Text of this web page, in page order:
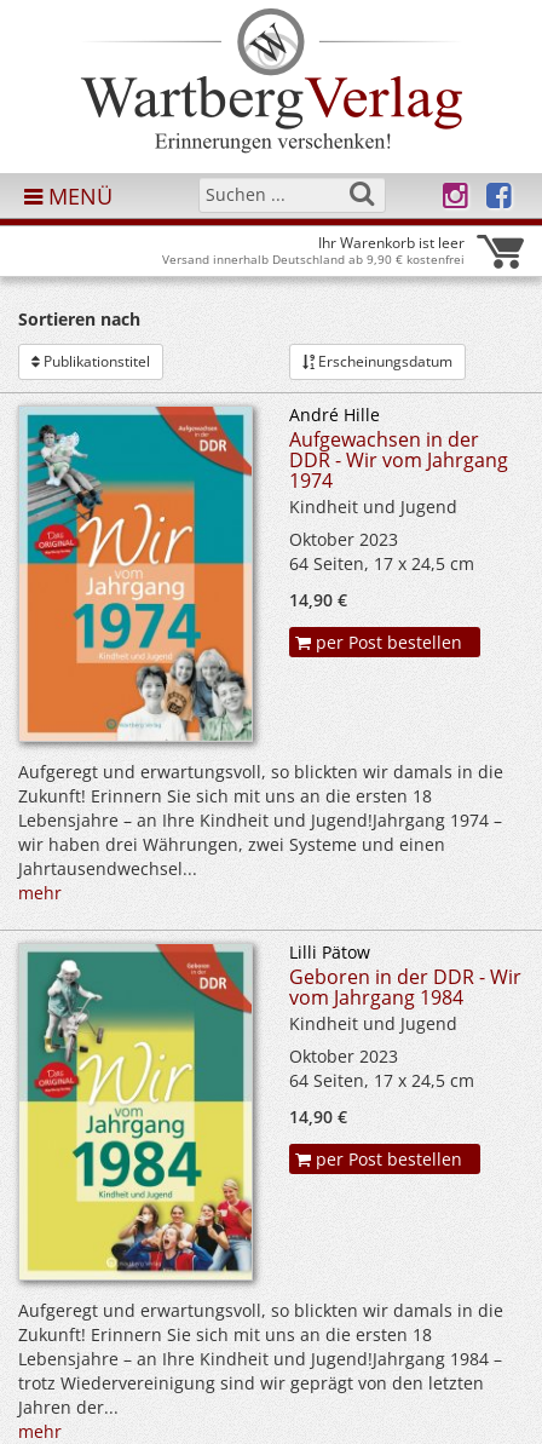
MENÜ
Ihr Warenkorb ist leer
Versand innerhalb Deutschland ab 9,90 € kostenfrei
Sortieren nach
Publikationstitel Erscheinungsdatum
André Hille
Aufgewachsen in der
DDR - Wir vom Jahrgang
1974
Kindheit und Jugend
Oktober 2023
64 Seiten, 17 x 24,5 cm
14,90 €
per Post bestellen
Aufgeregt und erwartungsvoll, so blickten wir damals in die
Zukunft! Erinnern Sie sich mit uns an die ersten 18
Lebensjahre – an Ihre Kindheit und Jugend!Jahrgang 1974 –
wir haben drei Währungen, zwei Systeme und einen
Jahrtausendwechsel...
mehr
Lilli Pätow
Geboren in der DDR - Wir
vom Jahrgang 1984
Kindheit und Jugend
Oktober 2023
64 Seiten, 17 x 24,5 cm
14,90 €
per Post bestellen
Aufgeregt und erwartungsvoll, so blickten wir damals in die
Zukunft! Erinnern Sie sich mit uns an die ersten 18
Lebensjahre – an Ihre Kindheit und Jugend!Jahrgang 1984 –
trotz Wiedervereinigung sind wir geprägt von den letzten
Jahren der...
mehr